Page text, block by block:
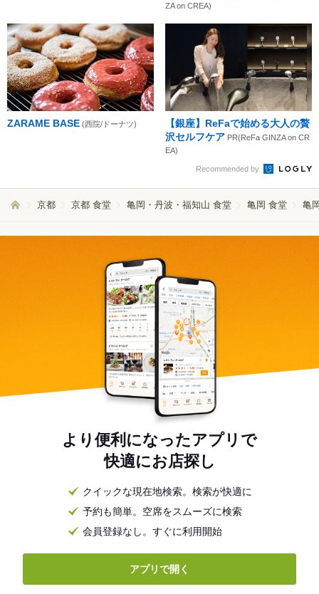
ZA on CREA)
ZARAME BASE (西院/ドーナツ)
【銀座】ReFaで始める大人の贅
沢セルフケア PR(ReFa GINZA on CR
EA)
Recommended by
京都 京都 食堂 亀岡・丹波・福知山 食堂 亀岡 食堂 亀
より便利になったアプリで
快適にお店探し
クイックな現在地検索。検索が快適に
予約も簡単。空席をスムーズに検索
会員登録なし。すぐに利用開始
アプリで開く